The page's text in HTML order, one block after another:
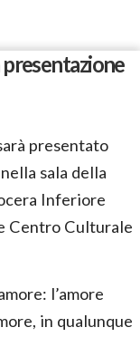
presentazione
presentato
sala della
Inferiore
Centro Culturale
l’amore
in qualunque